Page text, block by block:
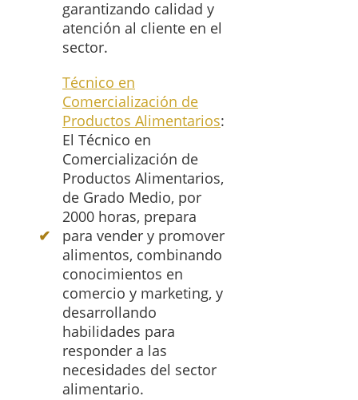
garantizando calidad y
atención al cliente en el
sector.
Técnico en
Comercialización de
Productos Alimentarios:
El Técnico en
Comercialización de
Productos Alimentarios,
de Grado Medio, por
2000 horas, prepara
para vender y promover
alimentos, combinando
conocimientos en
comercio y marketing, y
desarrollando
habilidades para
responder a las
necesidades del sector
alimentario.